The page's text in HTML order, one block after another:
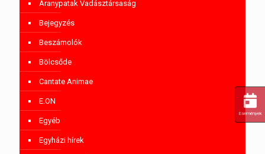
Aranypatak Vadásztársaság
Bejegyzés
Beszámolók
Bölcsőde
Cantate Animae
E.ON
Egyéb
Egyházi hírek
Események